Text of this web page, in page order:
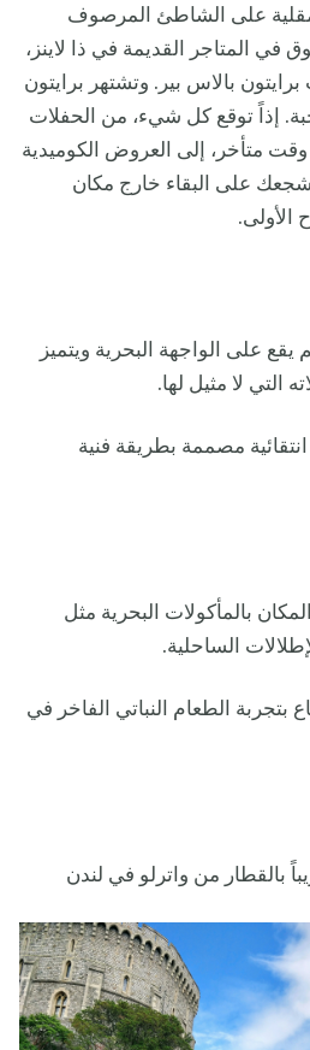
على الشاطئ المرصوف
في المتاجر القديمة في ذا لاينز،
بالاس بير. وتشتهر برايتون
إذاً توقع كل شيء، من الحفلات
وقت متأخر، إلى العروض الكوميدية
على البقاء خارج مكان
الأولى.
يقع على الواجهة البحرية ويتميز
التي لا مثيل لها.
مصممة بطريقة فنية
بالمأكولات البحرية مثل
الساحلية.
بتجربة الطعام النباتي الفاخر في